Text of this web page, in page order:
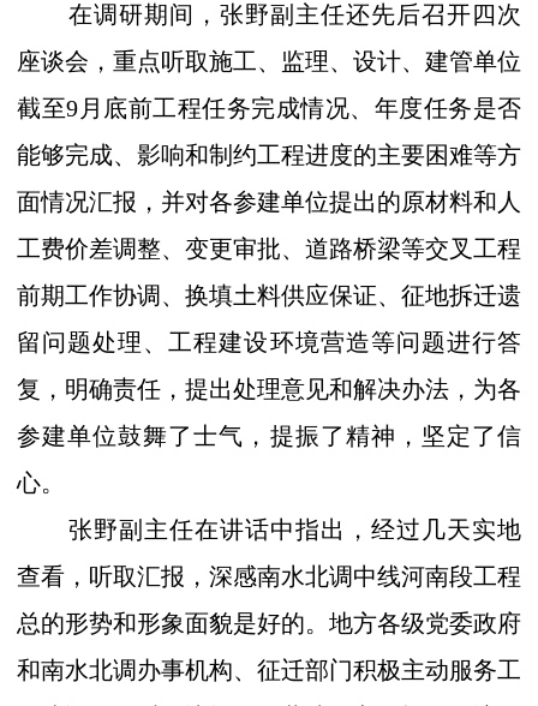
在调研期间，张野副主任还先后召开四次
座谈会，重点听取施工、监理、设计、建管单位
截至9 月底前工程任务完成情况、年度任务是否
能够完成、影响和制约工程进度的主要困难等方
面情况汇报，并对各参建单位提出的原材料和人
工费价差调整、变更审批、道路桥梁等交叉工程
前期工作协调、换填土料供应保证、征地拆迁遗
留问题处理、工程建设环境营造等问题进行答
复，明确责任，提出处理意见和解决办法，为各
参建单位鼓舞了士气，提振了精神，坚定了信
心。
张野副主任在讲话中指出，经过几天实地
查看，听取汇报，深感南水北调中线河南段工程
总的形势和形象面貌是好的。地方各级党委政府
和南水北调办事机构、征迁部门积极主动服务工